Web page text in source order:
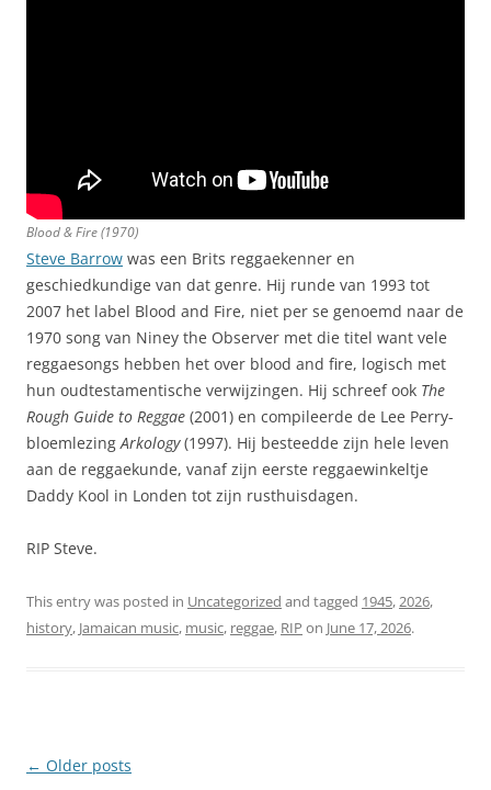
Blood & Fire (1970)
Steve Barrow was een Brits reggaekenner en
geschiedkundige van dat genre. Hij runde van 1993 tot
2007 het label Blood and Fire, niet per se genoemd naar de
1970 song van Niney the Observer met die titel want vele
reggaesongs hebben het over blood and fire, logisch met
hun oudtestamentische verwijzingen. Hij schreef ook The
Rough Guide to Reggae (2001) en compileerde de Lee Perry-
bloemlezing Arkology(1997). Hij besteedde zijn hele leven
aan de reggaekunde, vanaf zijn eerste reggaewinkeltje
Daddy Kool in Londen tot zijn rusthuisdagen.
RIP Steve.
This entry was posted in Uncategorized and tagged 1945,2026,
history, Jamaican music, music, reggae, RIP on June 17, 2026.
Post
← Older posts